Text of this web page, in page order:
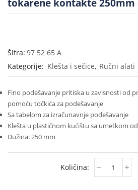
tokarene kontakte 250mm
Šifra: 97 52 65 A
Kategorije: Klešta i sečice, Ručni alati
Fino podešavanje pritiska u zavisnosti od
pomoću točkića za podešavanje
Sa tabelom za izračunavnje podešavanje
Klešta u plastičnom kućištu sa umetkom
Dužina: 250 mm